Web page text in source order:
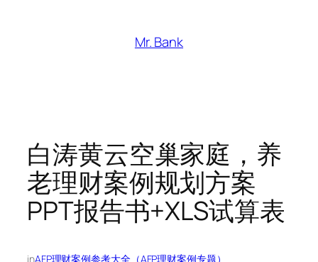
Mr. Bank
白涛黄云空巢家庭，养
老理财案例规划方案
PPT报告书+XLS试算表
inAFP理财案例参考大全（AFP理财案例专题）